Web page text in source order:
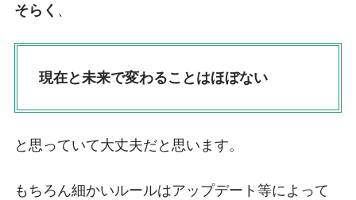
そらく 、
現在と未来で変わることはほぼない
と思っていて大丈夫だと思います。
もちろん細かいルールはアップデート等によって